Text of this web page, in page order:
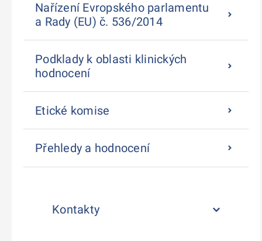
Nařízení Evropského parlamentu
a Rady (EU) č. 536/2014
Podklady k oblasti klinických
hodnocení
Etické komise
Přehledy a hodnocení
Kontakty